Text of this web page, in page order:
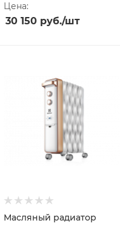
Цена:
30 150руб./шт
Масляный радиатор